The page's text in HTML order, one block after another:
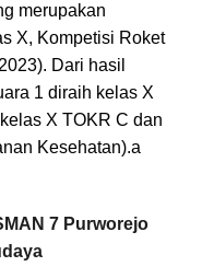
merupakan
X, Kompetisi Roket
Dari hasil
1 diraih kelas X
X TOKR C dan
Kesehatan).a
7 Purworejo